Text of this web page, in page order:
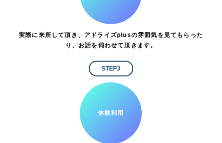
実際に来所して頂き、アドライズplusの雰囲気を見てもらった
り、お話を伺わせて頂きます。
STEP3
体験利用